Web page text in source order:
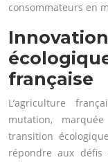
consommateurs en
française
L’agriculture
mutation,
transition
répondre aux défis